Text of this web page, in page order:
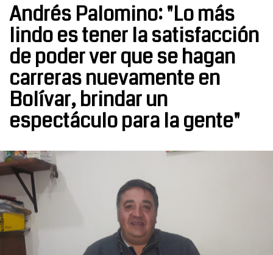
Andrés Palomino: "Lo más
lindo es tener la satisfacción
de poder ver que se hagan
carreras nuevamente en
Bolívar, brindar un
espectáculo para la gente"